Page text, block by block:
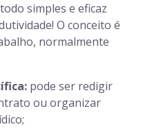
simples e eficaz
O conceito é
normalmente
pode ser redigir
ou organizar